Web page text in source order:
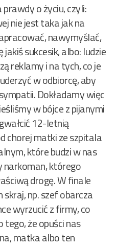
o życiu, czyli:
nie jest taka jak na
nawymyślać,
sukcesik, albo: ludzie
reklamy i na tych, co je
w odbiorcę, aby
Dokładamy więc
w bójce z pijanymi
12-letnią
chorej matki ze szpitala
które budzi w nas
narkoman, którego
drogę. W finale
np. szef obarcza
wyrzucić z firmy, co
tego, że opuści nas
matka albo ten